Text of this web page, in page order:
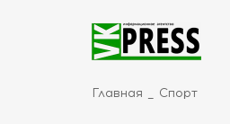
Главная Спорт